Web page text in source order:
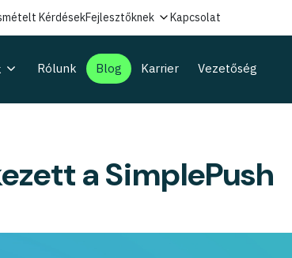
KérdésekFejlesztőknek Kapcsolat
Rólunk Blog Karrier Vezetőség
a SimplePush